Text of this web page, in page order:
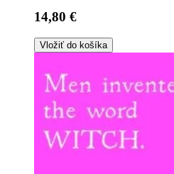
14,80 €
Vložiť do košíka